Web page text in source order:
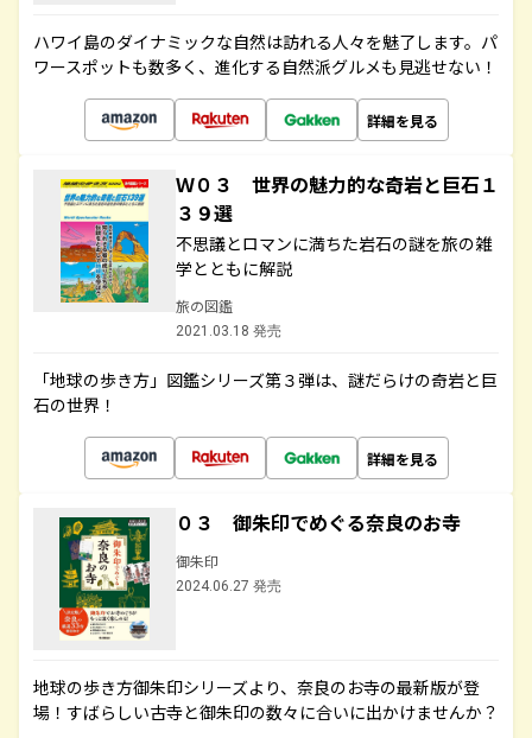
ハワイ島のダイナミックな自然は訪れる人々を魅了します。パ
ワースポットも数多く、進化する自然派グルメも見逃せない！
詳細を見る
Ｗ０３ 世界の魅力的な奇岩と巨石１
３９選
不思議とロマンに満ちた岩石の謎を旅の雑
学とともに解説
旅の図鑑
2021.03.18 発売
「地球の歩き方」図鑑シリーズ第３弾は、謎だらけの奇岩と巨
石の世界！
詳細を見る
０３ 御朱印でめぐる奈良のお寺
御朱印
2024.06.27 発売
地球の歩き方御朱印シリーズより、奈良のお寺の最新版が登
場！すばらしい古寺と御朱印の数々に合いに出かけませんか？